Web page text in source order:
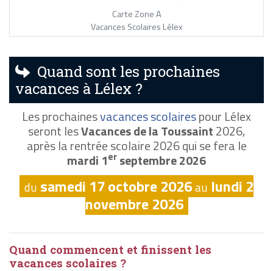
Carte Zone A
Vacances Scolaires Lélex
Quand sont les prochaines
vacances à Lélex ?
Les prochainesvacances scolairespour Lélex
seront lesVacances de la Toussaint2026,
après la rentrée scolaire 2026 qui se fera le
mardi 1er septembre 2026
du samedi 17 octobre 2026au lundi 2
novembre 2026
Quand commencent et finissent les
vacances scolaires ?